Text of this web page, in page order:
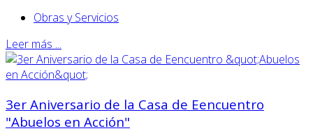
Obras y Servicios
Leer más ...
3er Aniversario de la Casa de Eencuentro
"Abuelos en Acción"